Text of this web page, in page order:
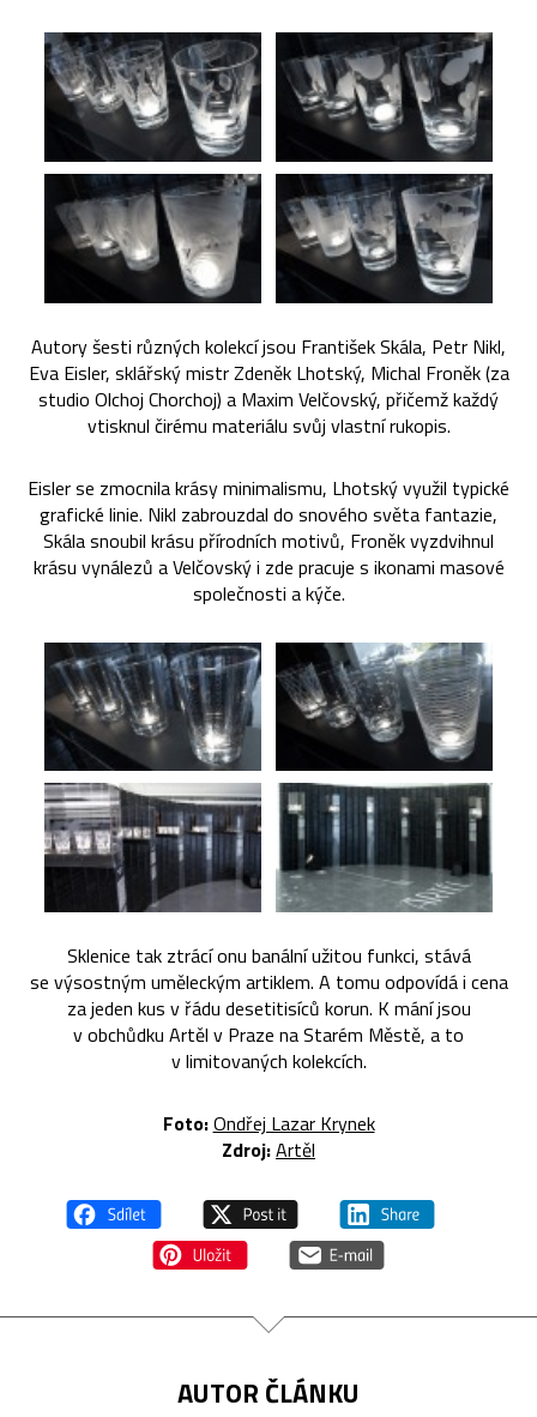
Autory šesti různých kolekcí jsou František Skála, Petr Nikl,
Eva Eisler, sklářský mistr Zdeněk Lhotský, Michal Froněk (za
studio Olchoj Chorchoj) a Maxim Velčovský, přičemž každý
vtisknul čirému materiálu svůj vlastní rukopis.
Eisler se zmocnila krásy minimalismu, Lhotský využil typické
grafické linie. Nikl zabrouzdal do snového světa fantazie,
Skála snoubil krásu přírodních motivů, Froněk vyzdvihnul
krásu vynálezů a Velčovský i zde pracuje s ikonami masové
společnosti a kýče.
Sklenice tak ztrácí onu banální užitou funkci, stává
se výsostným uměleckým artiklem. A tomu odpovídá i cena
za jeden kus v řádu desetitisíců korun. K mání jsou
v obchůdku Artěl v Praze na Starém Městě, a to
v limitovaných kolekcích.
Foto:Ondřej Lazar Krynek
Zdroj:Artěl
AUTOR ČLÁNKU